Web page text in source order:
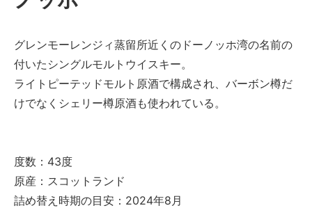
グレンモーレンジィ蒸留所近くのドーノッホ湾の名前の
付いたシングルモルトウイスキー。
ライトピーテッドモルト原酒で構成され、バーボン樽だ
けでなくシェリー樽原酒も使われている。
度数：43度
原産：スコットランド
詰め替え時期の目安：2024年8月